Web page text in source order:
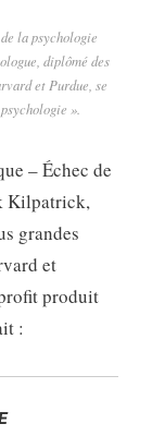
la psychologie
diplômé des
et Purdue, se
».
– Échec de
Kilpatrick,
grandes
et
produit
: